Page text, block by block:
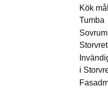
Kök
Tumba
i